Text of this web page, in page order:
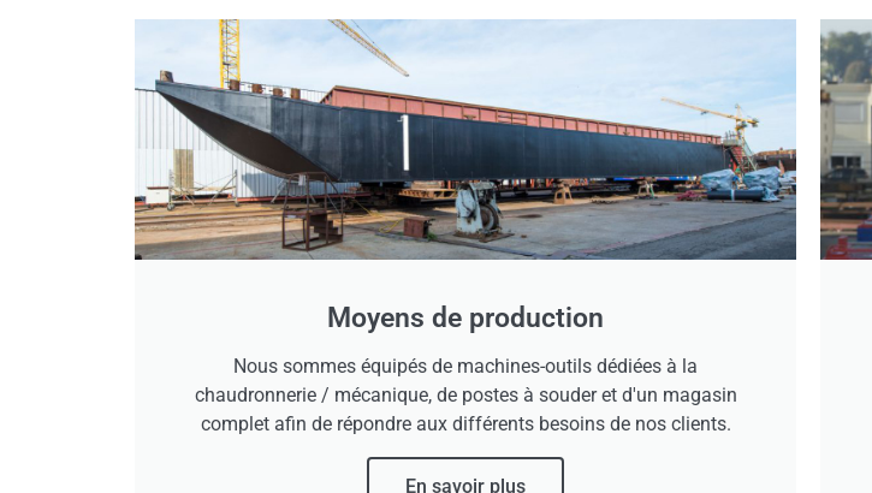
Moyens de production
Nous sommes équipés de machines-outils dédiées à la
chaudronnerie / mécanique, de postes à souder et d'un magasin
complet afin de répondre aux différents besoins de nos clients.
En savoir plus